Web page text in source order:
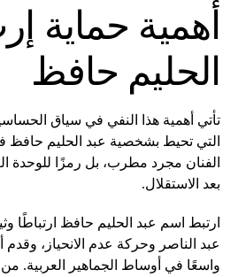
أهمية حماية
الحليم حافظ
تأتي أهمية هذا النفي في سياق
التي تحيط بشخصية عبد الحليم حافظ
الفنان مجرد مطرب، بل رمزًا للوحدة
بعد الاستقلال.
ارتبط اسم عبد الحليم حافظ ارتباطًا
عبد الناصر وحركة عدم الانحياز،
واسعًا في أوساط الجماهير العربية. من